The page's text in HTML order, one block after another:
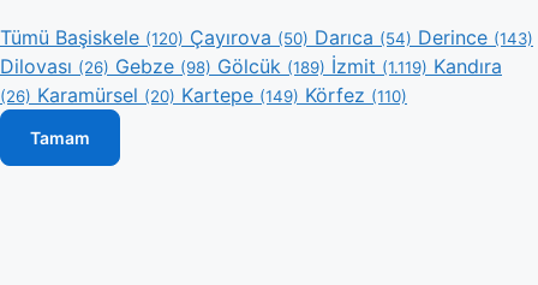
Tümü Başiskele (120) Çayırova (50) Darıca (54) Derince (143)
Dilovası (26) Gebze (98) Gölcük (189) İzmit (1.119) Kandıra
(26) Karamürsel (20) Kartepe (149) Körfez (110)
Tamam